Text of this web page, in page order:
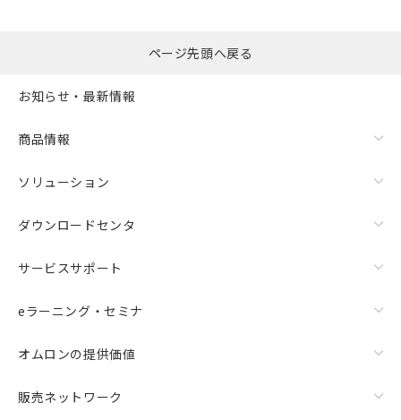
ページ先頭へ戻る
お知らせ・最新情報
商品情報
ソリューション
ダウンロードセンタ
サービスサポート
eラーニング・セミナ
オムロンの提供価値
販売ネットワーク